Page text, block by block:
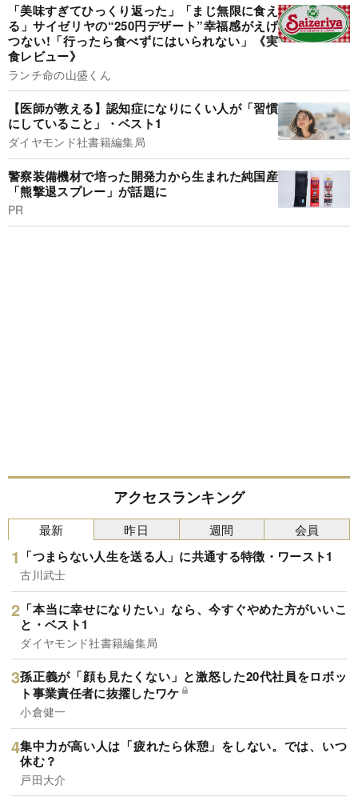
「美味すぎてひっくり返った」「まじ無限に食え
る」サイゼリヤの“250円デザート”幸福感がえげ
つない!「行ったら食べずにはいられない」《実
食レビュー》
ランチ命の山盛くん
【医師が教える】認知症になりにくい人が「習慣
にしていること」・ベスト1
ダイヤモンド社書籍編集局
警察装備機材で培った開発力から生まれた純国産
「熊撃退スプレー」が話題に
PR
アクセスランキング
最新
「つまらない人生を送る人」に共通する特徴・ワースト1
古川武士
「本当に幸せになりたい」なら、今すぐやめた方がいいこ
と・ベスト1
ダイヤモンド社書籍編集局
孫正義が「顔も見たくない」と激怒した20代社員をロボッ
ト事業責任者に抜擢したワケ
小倉健一
集中力が高い人は「疲れたら休憩」をしない。では、いつ
休む？
戸田大介
昨日 週間 会員